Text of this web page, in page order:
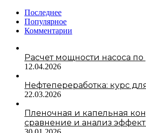
Последнее
Популярное
Комментарии
Расчет мощности насоса
12.04.2026
Нефтепереработка: курс
22.03.2026
Пленочная и капельная
сравнение и анализ